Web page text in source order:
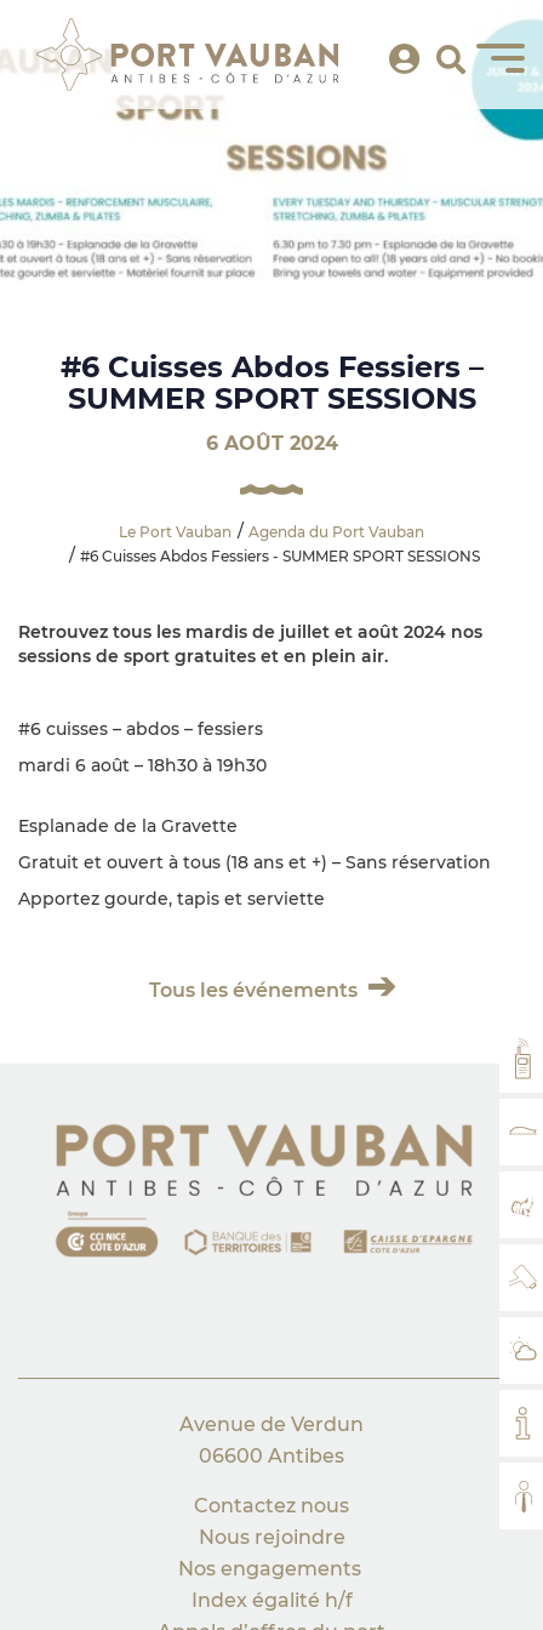
#6 Cuisses Abdos Fessiers –
SUMMER SPORT SESSIONS
6 AOÛT 2024
Le Port Vauban
Agenda du Port Vauban
#6 Cuisses Abdos Fessiers - SUMMER SPORT SESSIONS
Retrouvez tous les mardis de juillet et août 2024 nos
sessions de sport gratuites et en plein air.
#6 cuisses – abdos – fessiers
mardi 6 août – 18h30 à 19h30
Esplanade de la Gravette
Gratuit et ouvert à tous (18 ans et +) – Sans réservation
Apportez gourde, tapis et serviette
Tous les événements
Avenue de Verdun
06600 Antibes
Contactez nous
Nous rejoindre
Nos engagements
Index égalité h/f